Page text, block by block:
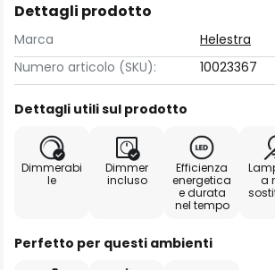
Dettagli prodotto
Marca
Helestra
Numero articolo (SKU):
10023367
Dettagli utili sul prodotto
Dimmerabi
le
Dimmer
incluso
Efficienza
energetica
e durata
nel tempo
a
Perfetto per questi ambienti